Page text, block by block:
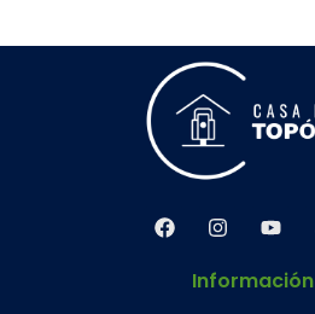
Información